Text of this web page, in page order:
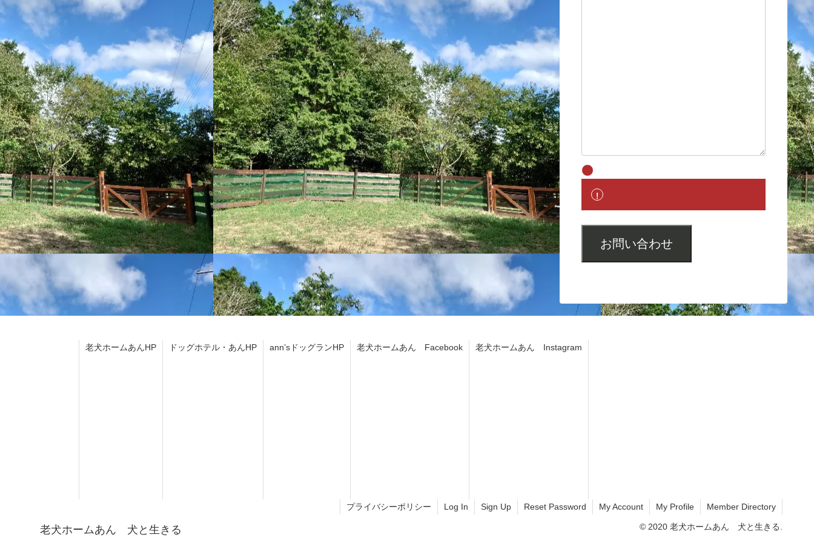
お問い合わせ
老犬ホームあん 犬と生きる
老犬ホームあんHP ドッグホテル・あんHP ann’sドッグランHP 老犬ホームあん Facebook 老犬ホームあん Instagram
プライバシーポリシー Log In Sign Up Reset Password My Account My Profile Member Directory
© 2020 老犬ホームあん 犬と生きる.